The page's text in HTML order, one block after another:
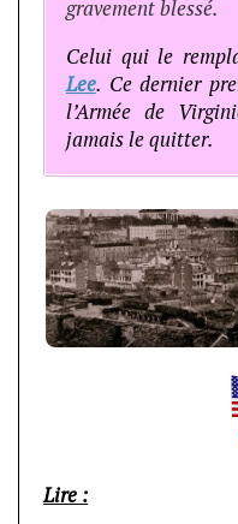
gravement blessé.
Celui qui le
Lee. Ce dernier
l’Armée de
jamais le quitter.
Lire :